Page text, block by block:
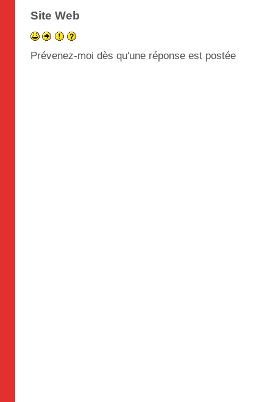
Site Web
Prévenez-moi dès qu'une réponse est postée